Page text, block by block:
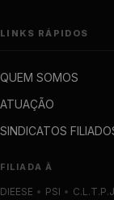
LINKS RÁPIDOS
QUEM SOMOS
ATUAÇÃO
SINDICATOS
FILIADA À
DIEESE • PSI • C.L.T.P.J